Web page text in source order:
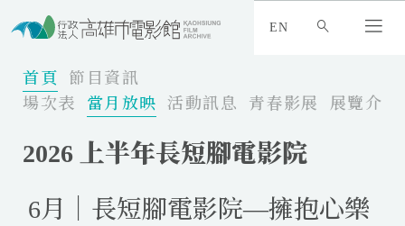
EN
首頁
節目資訊
場次表
當月放映 活動訊息 青春影展 展覽介紹
2026 上半年長短腳電影院
6月｜長短腳電影院—擁抱心樂